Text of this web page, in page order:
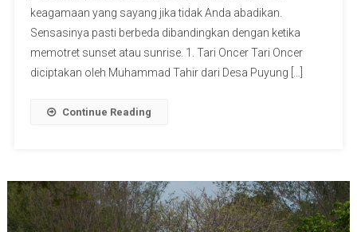
keagamaan yang sayang jika tidak Anda abadikan.
Sensasinya pasti berbeda dibandingkan dengan ketika
memotret sunset atau sunrise. 1. Tari Oncer Tari Oncer
diciptakan oleh Muhammad Tahir dari Desa Puyung […]
Continue Reading